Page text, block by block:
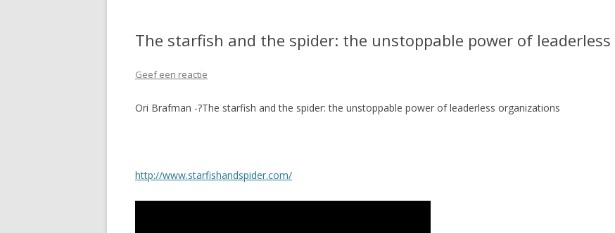
The starfish and the spider: the unstoppable power of
Geef een reactie
Ori Brafman -?The starfish and the spider: the unstoppable power of leaderless organizations
http://www.starfishandspider.com/